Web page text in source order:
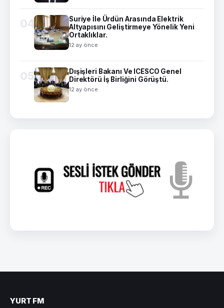
04
Suriye İle Ürdün Arasında Elektrik
Altyapısını Geliştirmeye Yönelik Yeni
Ortaklıklar.
12 ay önce
05
Dışişleri Bakanı Ve ICESCO Genel
Direktörü İş Birliğini Görüştü.
12 ay önce
YURT FM